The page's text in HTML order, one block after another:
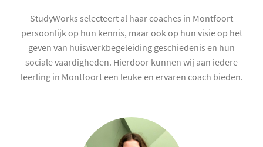
StudyWorks selecteert al haar coaches in Montfoort
persoonlijk op hun kennis, maar ook op hun visie op het
geven van huiswerkbegeleiding geschiedenis en hun
sociale vaardigheden. Hierdoor kunnen wij aan iedere
leerling in Montfoort een leuke en ervaren coach bieden.